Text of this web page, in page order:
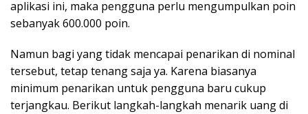
aplikasi ini, maka pengguna perlu mengumpulkan poin
sebanyak 600.000 poin.
Namun bagi yang tidak mencapai penarikan di nominal
tersebut, tetap tenang saja ya. Karena biasanya
minimum penarikan untuk pengguna baru cukup
terjangkau. Berikut langkah-langkah menarik uang di